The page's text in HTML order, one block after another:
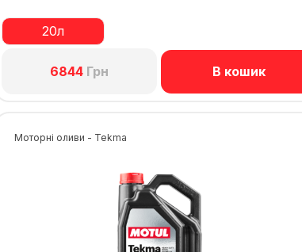
20л
6844 Грн В кошик
Моторні оливи - Tekma